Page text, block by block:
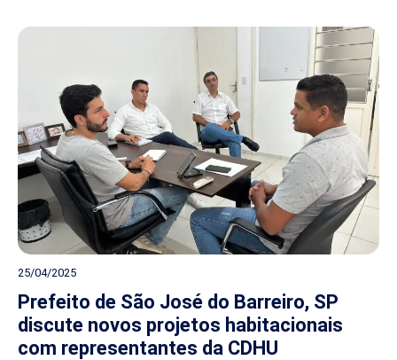
25/04/2025
Prefeito de São José do Barreiro, SP
discute novos projetos habitacionais
com representantes da CDHU